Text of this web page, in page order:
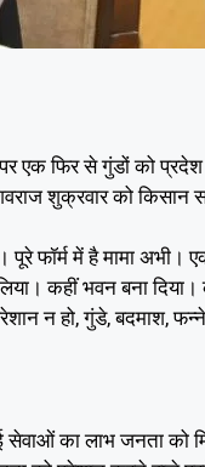
एक फिर से गुंडों को
शुक्रवार को किसान
फॉर्म में है मामा अभी।
कहीं भवन बना दिया।
न हो, गुंडे, बदमाश,
सेवाओं का लाभ जनता को